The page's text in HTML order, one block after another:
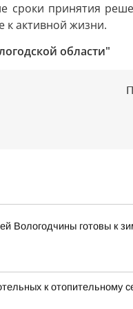
сроки принятия
к активной жизни.
области"
Вологодчины готовы к
к отопительному